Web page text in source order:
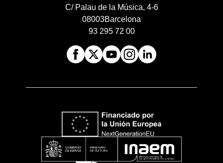
C/ Palau de la Música, 4-6
08003Barcelona
93 295 72 00